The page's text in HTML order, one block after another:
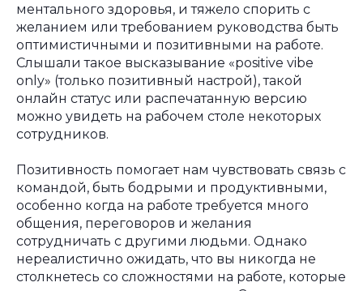
ментального здоровья, и тяжело спорить с
желанием или требованием руководства быть
оптимистичными и позитивными на работе.
Слышали такое высказывание «positive vibe
only» (только позитивный настрой), такой
онлайн статус или распечатанную версию
можно увидеть на рабочем столе некоторых
сотрудников.
Позитивность помогает нам чувствовать связь с
командой, быть бодрыми и продуктивными,
особенно когда на работе требуется много
общения, переговоров и желания
сотрудничать с другими людьми. Однако
нереалистично ожидать, что вы никогда не
столкнетесь со сложностями на работе, которые